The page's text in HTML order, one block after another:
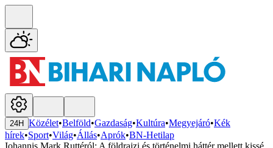
24H Közélet•Belföld•Gazdaság•Kultúra•Megyejáró•Kék
hírek•Sport•Világ•Állás•Aprók•BN-Hetilap